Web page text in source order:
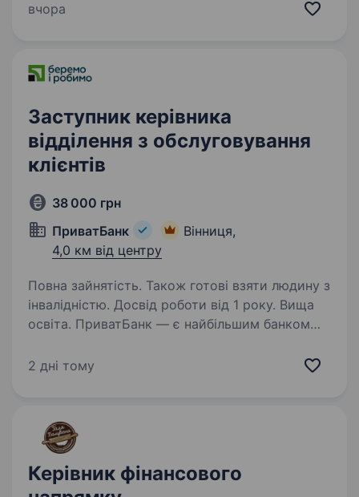
кондитерську фабрику. Наш кандидат —
вчора
Заступник керівника
відділення з обслуговування
клієнтів
38 000 грн
ПриватБанк
Вінниця,
4,0 км від центру
Повна зайнятість. Також готові взяти людину з
інвалідністю. Досвід роботи від 1 року. Вища
освіта. ПриватБанк — є найбільшим банком
банків світу. Займає лідуючі позиції за всіма
країни…
2 дні тому
Керівник фінансового